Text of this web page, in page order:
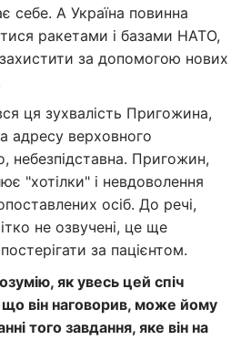
себе. А Україна повинна
ракетами і базами НАТО,
за допомогою нових
ця зухвалість Пригожина,
адресу верховного
небезпідставна. Пригожин,
"хотілки" і невдоволення
осіб. До речі,
не озвучені, це ще
за пацієнтом.
як увесь цей спіч
він наговорив, може йому
того завдання, яке він на